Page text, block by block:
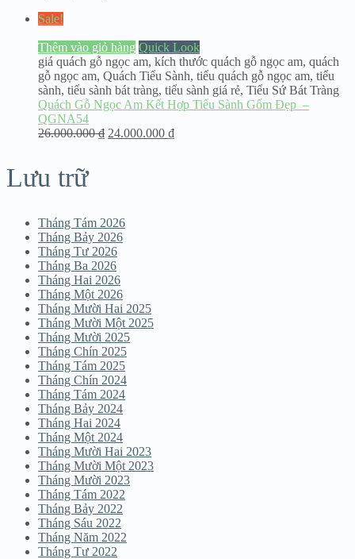
Sale!
Thêm vào giỏ hàng Quick Look
giá quách gỗ ngọc am, kích thước quách gỗ ngọc am, quách
gỗ ngọc am, Quách Tiểu Sành, tiểu quách gỗ ngọc am, tiểu
sành, tiểu sành bát tràng, tiểu sành giá rẻ, Tiểu Sứ Bát Tràng
Quách Gỗ Ngọc Am Kết Hợp Tiểu Sành Gốm Đẹp –
QGNA54
26.000.000₫ 24.000.000 ₫
Lưu trữ
Tháng Tám 2026
Tháng Bảy 2026
Tháng Tư 2026
Tháng Ba 2026
Tháng Hai 2026
Tháng Một 2026
Tháng Mười Hai 2025
Tháng Mười Một 2025
Tháng Mười 2025
Tháng Chín 2025
Tháng Tám 2025
Tháng Chín 2024
Tháng Tám 2024
Tháng Bảy 2024
Tháng Hai 2024
Tháng Một 2024
Tháng Mười Hai 2023
Tháng Mười Một 2023
Tháng Mười 2023
Tháng Tám 2022
Tháng Bảy 2022
Tháng Sáu 2022
Tháng Năm 2022
Tháng Tư 2022